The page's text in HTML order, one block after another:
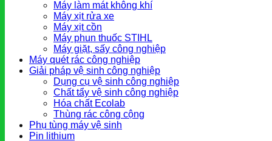
Máy làm mát không khí
Máy xịt rửa xe
Máy xịt cồn
Máy phun thuốc STIHL
Máy giặt, sấy công nghiệp
Máy quét rác công nghiệp
Giải pháp vệ sinh công nghiệp
Dụng cụ vệ sinh công nghiệp
Chất tẩy vệ sinh công nghiệp
Hóa chất Ecolab
Thùng rác công cộng
Phụ tùng máy vệ sinh
Pin lithium